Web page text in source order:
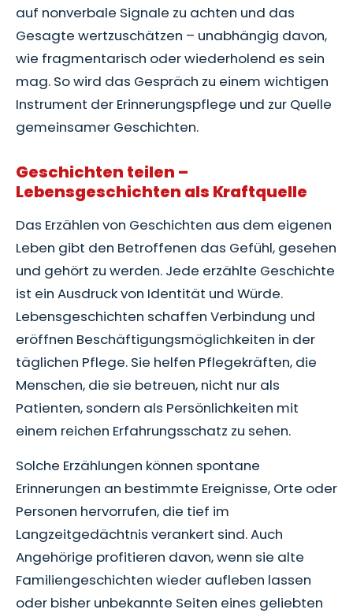
auf nonverbale Signale zu achten und das
Gesagte wertzuschätzen – unabhängig davon,
wie fragmentarisch oder wiederholend es sein
mag. So wird das Gespräch zu einem wichtigen
Instrument der Erinnerungspflege und zur Quelle
gemeinsamer Geschichten.
Geschichten teilen –
Lebensgeschichten als Kraftquelle
Das Erzählen von Geschichten aus dem eigenen
Leben gibt den Betroffenen das Gefühl, gesehen
und gehört zu werden. Jede erzählte Geschichte
ist ein Ausdruck von Identität und Würde.
Lebensgeschichten schaffen Verbindung und
eröffnen Beschäftigungsmöglichkeiten in der
täglichen Pflege. Sie helfen Pflegekräften, die
Menschen, die sie betreuen, nicht nur als
Patienten, sondern als Persönlichkeiten mit
einem reichen Erfahrungsschatz zu sehen.
Solche Erzählungen können spontane
Erinnerungen an bestimmte Ereignisse, Orte oder
Personen hervorrufen, die tief im
Langzeitgedächtnis verankert sind. Auch
Angehörige profitieren davon, wenn sie alte
Familiengeschichten wieder aufleben lassen
oder bisher unbekannte Seiten eines geliebten